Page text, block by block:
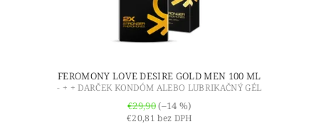
FEROMONY LOVE DESIRE GOLD MEN 100 ML
- + + DARČEK KONDÓM ALEBO LUBRIKAČNÝ GÉL
€29,90(–14 %)
€20,81 bez DPH